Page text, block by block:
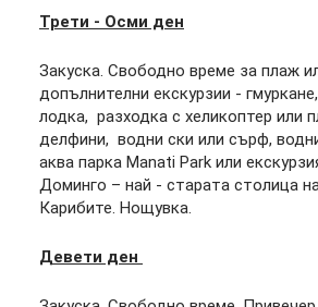
Трети - Осми ден
Закуска. Свободно време за плаж
допълнителни екскурзии -
лодка, разходка с хеликоптер или
делфини, водни ски или сърф,
аква парка Manati Park или
Доминго – най - старата столица
Карибите. Нощувка.
Девети ден